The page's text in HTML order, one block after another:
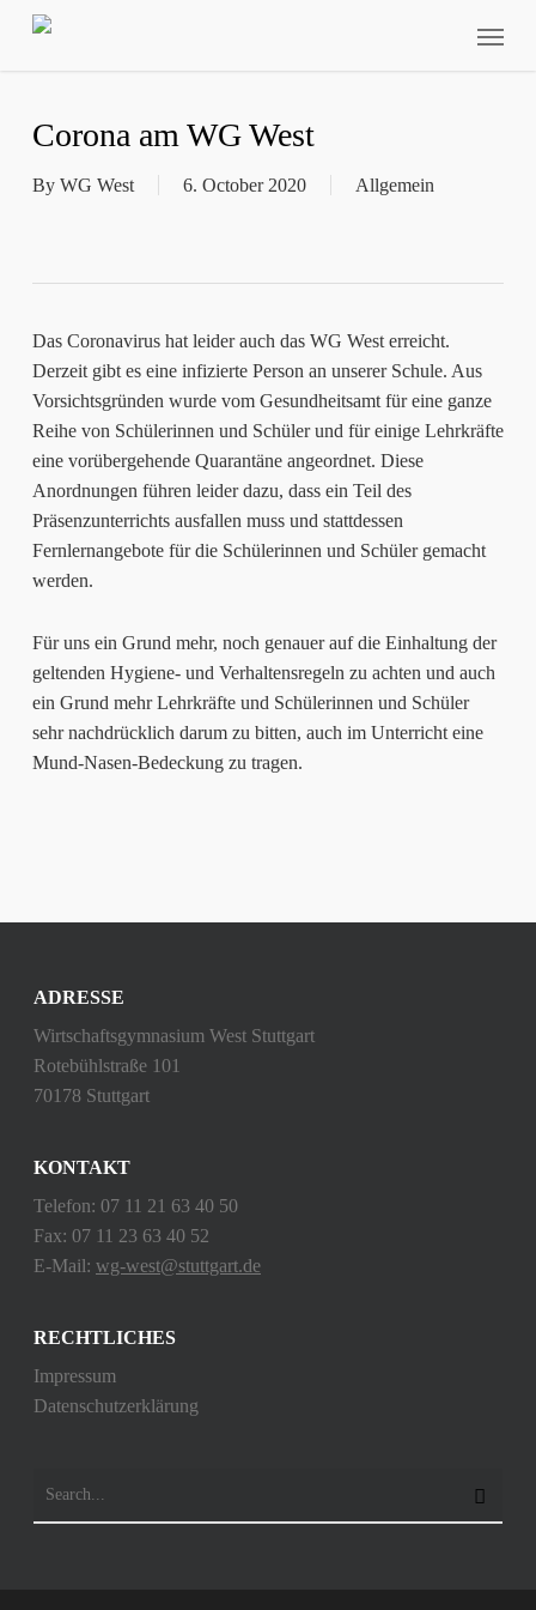
Skip
Corona am WG West
By WG West 6. October 2020 Allgemein
Das Coronavirus hat leider auch das WG West erreicht.
Derzeit gibt es eine infizierte Person an unserer Schule. Aus
Vorsichtsgründen wurde vom Gesundheitsamt für eine ganze
Reihe von Schülerinnen und Schüler und für einige Lehrkräfte
eine vorübergehende Quarantäne angeordnet. Diese
Anordnungen führen leider dazu, dass ein Teil des
Präsenzunterrichts ausfallen muss und stattdessen
Fernlernangebote für die Schülerinnen und Schüler gemacht
werden.
Für uns ein Grund mehr, noch genauer auf die Einhaltung der
geltenden Hygiene- und Verhaltensregeln zu achten und auch
ein Grund mehr Lehrkräfte und Schülerinnen und Schüler
sehr nachdrücklich darum zu bitten, auch im Unterricht eine
Mund-Nasen-Bedeckung zu tragen.
ADRESSE
Wirtschaftsgymnasium West Stuttgart
Rotebühlstraße 101
70178 Stuttgart
KONTAKT
Telefon: 07 11 21 63 40 50
Fax: 07 11 23 63 40 52
E-Mail: wg-west@stuttgart.de
RECHTLICHES
Impressum
Datenschutzerklärung